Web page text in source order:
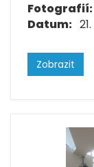
Fotografií:
Datum:
Zobrazit